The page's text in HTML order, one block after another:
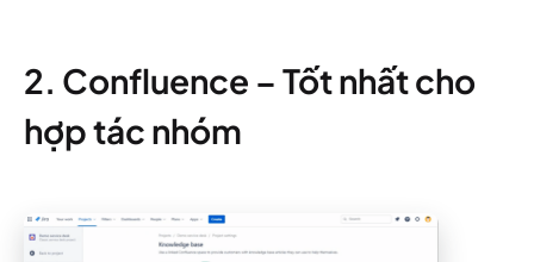
2. Confluence – Tốt nhất cho
hợp tác nhóm